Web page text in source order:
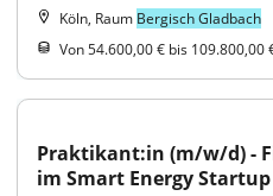
Köln, Raum Bergisch Gladbach
Von 54.600,00 € bis 109.800,00
Praktikant:in (m/w/d) -
im Smart Energy Startup